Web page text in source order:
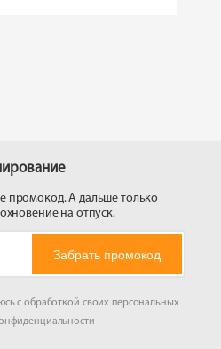
промокод. А дальше только
на отпуск.
Забрать промокод
с обработкой своих персональных